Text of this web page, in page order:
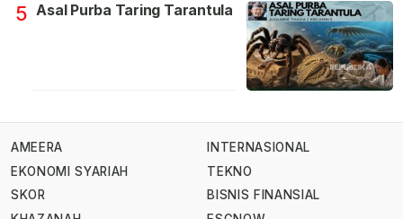
5 Asal Purba Taring Tarantula
AMEERA
EKONOMI SYARIAH
SKOR
INTERNASIONAL
TEKNO
BISNIS FINANSIAL